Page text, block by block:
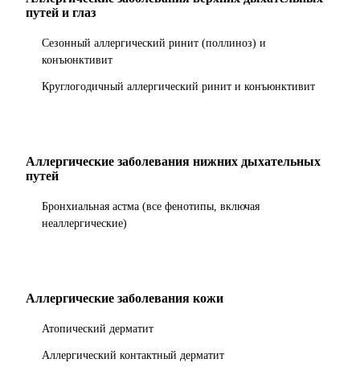
путей и глаз
Сезонный аллергический ринит (поллиноз) и
конъюнктивит
Круглогодичный аллергический ринит и конъюнктивит
Аллергические заболевания нижних дыхательных
путей
Бронхиальная астма (все фенотипы, включая
неаллергические)
Аллергические заболевания кожи
Атопический дерматит
Аллергический контактный дерматит